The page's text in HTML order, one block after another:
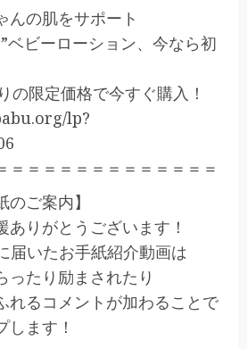
んの肌をサポート
ベビーローション、今なら初
の限定価格で今すぐ購入！
lp?
＝＝＝＝＝＝＝＝＝＝＝＝＝
のご案内】
ありがとうございます！
届いたお手紙紹介動画は
ったり励まされたり
れるコメントが加わることで
します！